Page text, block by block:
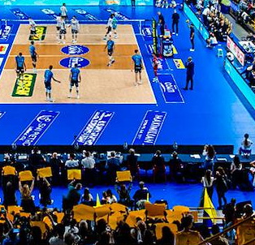
"Vibo ha ritrovato
non abbiamo
di fermarci ora"